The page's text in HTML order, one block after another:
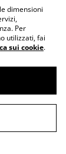
dimensioni
Per
utilizzati, fai
sui cookie.